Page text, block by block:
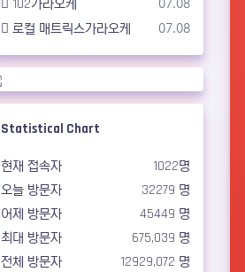
07.08
102가라오케
등록일
07.08
로컬 매트릭스가라오케
Statistical Chart
현재 접속자
1022명
오늘 방문자
32279 명
어제 방문자
45449 명
최대 방문자
675,039 명
전체 방문자
12929,072 명